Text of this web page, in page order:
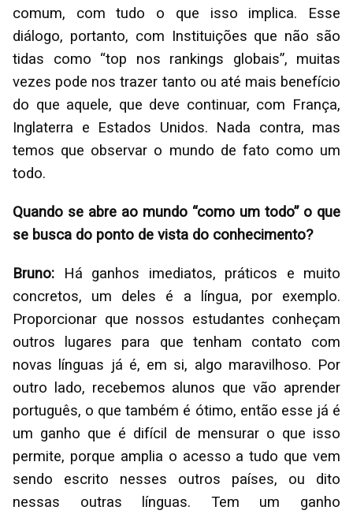
comum, com tudo o que isso implica. Esse
diálogo, portanto, com Instituições que não são
tidas como “top nos rankings globais”, muitas
vezes pode nos trazer tanto ou até mais benefício
do que aquele, que deve continuar, com França,
Inglaterra e Estados Unidos. Nada contra, mas
temos que observar o mundo de fato como um
todo.
Quando se abre ao mundo “como um todo” o que
se busca do ponto de vista do conhecimento?
Bruno: Há ganhos imediatos, práticos e muito
concretos, um deles é a língua, por exemplo.
Proporcionar que nossos estudantes conheçam
outros lugares para que tenham contato com
novas línguas já é, em si, algo maravilhoso. Por
outro lado, recebemos alunos que vão aprender
português, o que também é ótimo, então esse já é
um ganho que é difícil de mensurar o que isso
permite, porque amplia o acesso a tudo que vem
sendo escrito nesses outros países, ou dito
nessas outras línguas. Tem um ganho